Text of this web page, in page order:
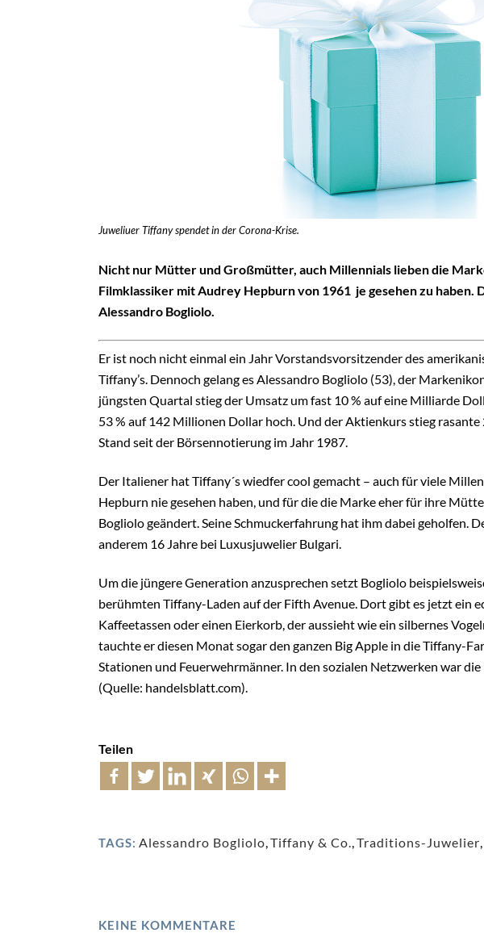
Juweliuer Tiffany spendet in der Corona-Krise.
Nicht nur Mütter und Großmütter, auch Millennials lieben die
Filmklassiker mit Audrey Hepburn von 1961 je gesehen zu haben.
Alessandro Bogliolo.
Er ist noch nicht einmal ein Jahr Vorstandsvorsitzender des
Tiffany’s. Dennoch gelang es Alessandro Bogliolo (53), der
jüngsten Quartal stieg der Umsatz um fast 10 % auf eine Milliarde
53 % auf 142 Millionen Dollar hoch. Und der Aktienkurs stieg rasante
Stand seit der Börsennotierung im Jahr 1987.
Der Italiener hat Tiffany´s wiedfer cool gemacht – auch für viele
Hepburn nie gesehen haben, und für die die Marke eher für ihre
Bogliolo geändert. Seine Schmuckerfahrung hat ihm dabei geholfen.
anderem 16 Jahre bei Luxusjuwelier Bulgari.
Um die jüngere Generation anzusprechen setzt Bogliolo
berühmten Tiffany-Laden auf der Fifth Avenue. Dort gibt es jetzt ein
Kaffeetassen oder einen Eierkorb, der aussieht wie ein silbernes
tauchte er diesen Monat sogar den ganzen Big Apple in die Tiffany-
Stationen und Feuerwehrmänner. In den sozialen Netzwerken war
(Quelle: handelsblatt.com).
Teilen
TAGS: Alessandro Bogliolo Tiffany & Co. Traditions-Juwelier
KEINE KOMMENTARE